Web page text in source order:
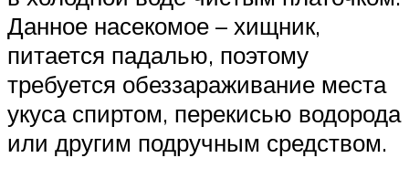
Данное насекомое – хищник,
питается падалью, поэтому
требуется обеззараживание места
укуса спиртом, перекисью водорода
или другим подручным средством.